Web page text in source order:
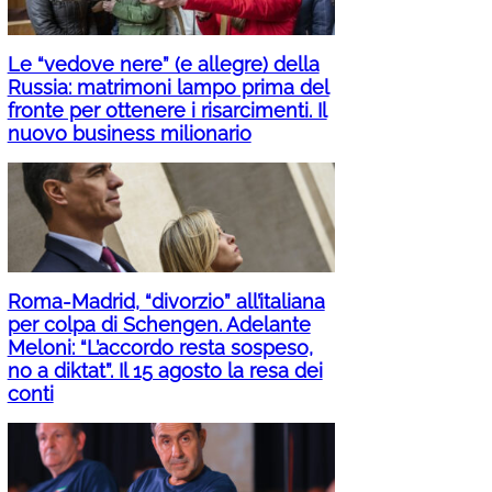
Le “vedove nere” (e allegre) della
Russia: matrimoni lampo prima del
fronte per ottenere i risarcimenti. Il
nuovo business milionario
Roma-Madrid, “divorzio” all’italiana
per colpa di Schengen. Adelante
Meloni: “L’accordo resta sospeso,
no a diktat”. Il 15 agosto la resa dei
conti